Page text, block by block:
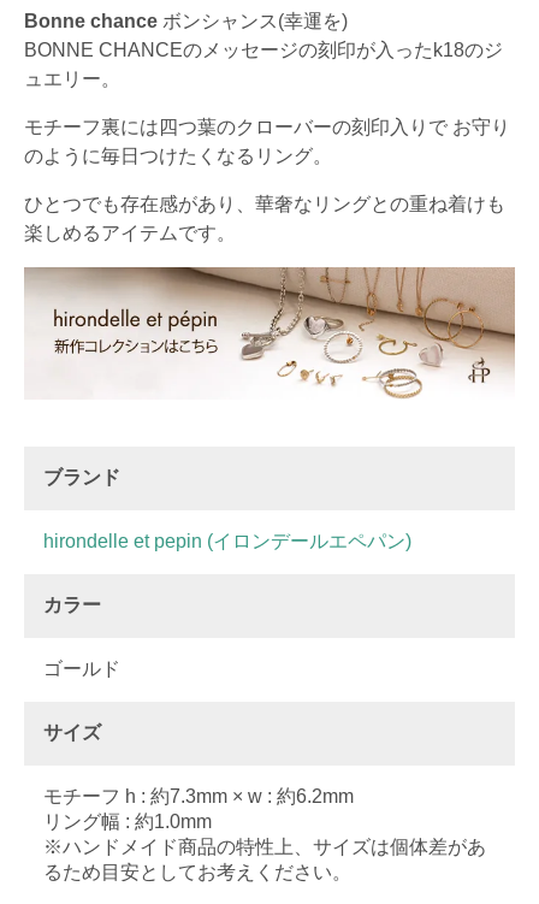
Bonne chance ボンシャンス(幸運を)
BONNE CHANCEのメッセージの刻印が入ったk18のジ
ュエリー。
モチーフ裏には四つ葉のクローバーの刻印入りで お守り
のように毎日つけたくなるリング。
ひとつでも存在感があり、華奢なリングとの重ね着けも
楽しめるアイテムです。
ブランド
hirondelle et pepin (イロンデールエペパン)
カラー
ゴールド
サイズ
モチーフ h : 約7.3mm × w : 約6.2mm
リング幅 : 約1.0mm
※ハンドメイド商品の特性上、サイズは個体差があ
るため目安としてお考えください。